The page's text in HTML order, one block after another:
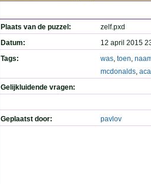
Plaats van de puzzel:
zelf.pxd
Datum:
12 april 2015
Tags:
was, toen,
mcdonalds,
Gelijkluidende vragen:
Geplaatst door: pavlov